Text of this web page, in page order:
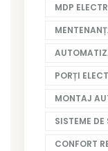
MDP
PORȚI
MONTAJ
SISTEME
CONFORT